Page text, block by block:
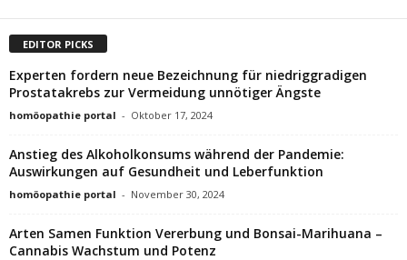
EDITOR PICKS
Experten fordern neue Bezeichnung für niedriggradigen
Prostatakrebs zur Vermeidung unnötiger Ängste
homöopathie portal - Oktober 17, 2024
Anstieg des Alkoholkonsums während der Pandemie:
Auswirkungen auf Gesundheit und Leberfunktion
homöopathie portal - November 30, 2024
Arten Samen Funktion Vererbung und Bonsai-Marihuana –
Cannabis Wachstum und Potenz